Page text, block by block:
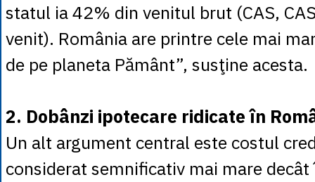
statul ia 42% din venitul brut (CAS,
venit). România are printre cele mai
de pe planeta Pământ”, susţine acesta.
2. Dobânzi ipotecare ridicate în
Un alt argument central este costul
considerat semnificativ mai mare